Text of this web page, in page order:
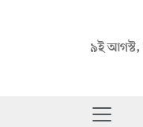
৯ই আগস্ট,